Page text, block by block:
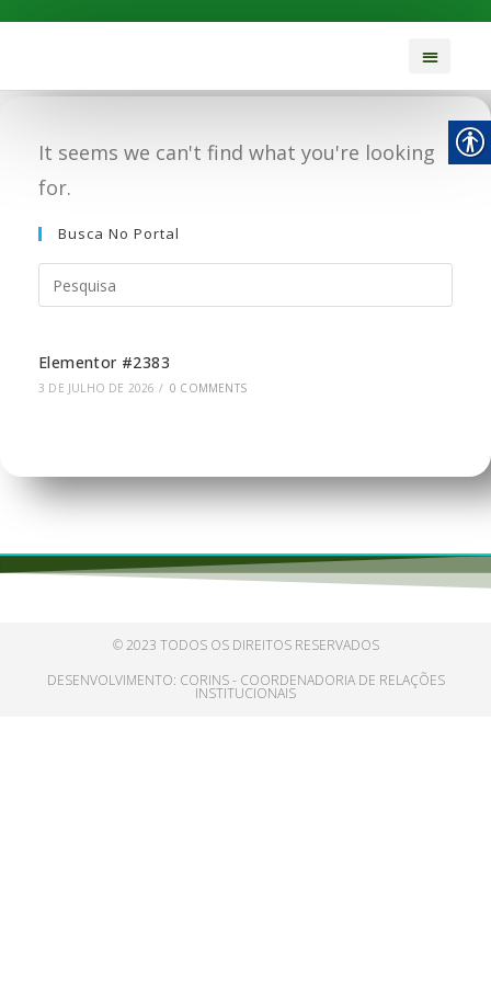
It seems we can't find what you're looking
for.
Busca No Portal
Elementor #2383
3 DE JULHO DE 2026 / 0 COMMENTS
© 2023 TODOS OS DIREITOS RESERVADOS
DESENVOLVIMENTO: CORINS - COORDENADORIA DE RELAÇÕES
INSTITUCIONAIS